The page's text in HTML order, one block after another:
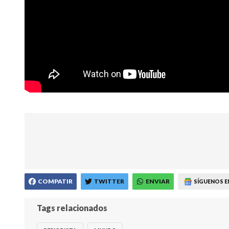
COMPATIR TWITTER ENVIAR SÍGUENOS
Tags relacionados